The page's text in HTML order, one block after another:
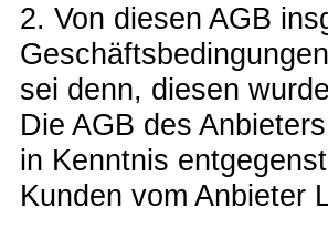
2. Von diesen AGB
sei denn, diesen
Die AGB des
in Kenntnis
Kunden vom Anbieter